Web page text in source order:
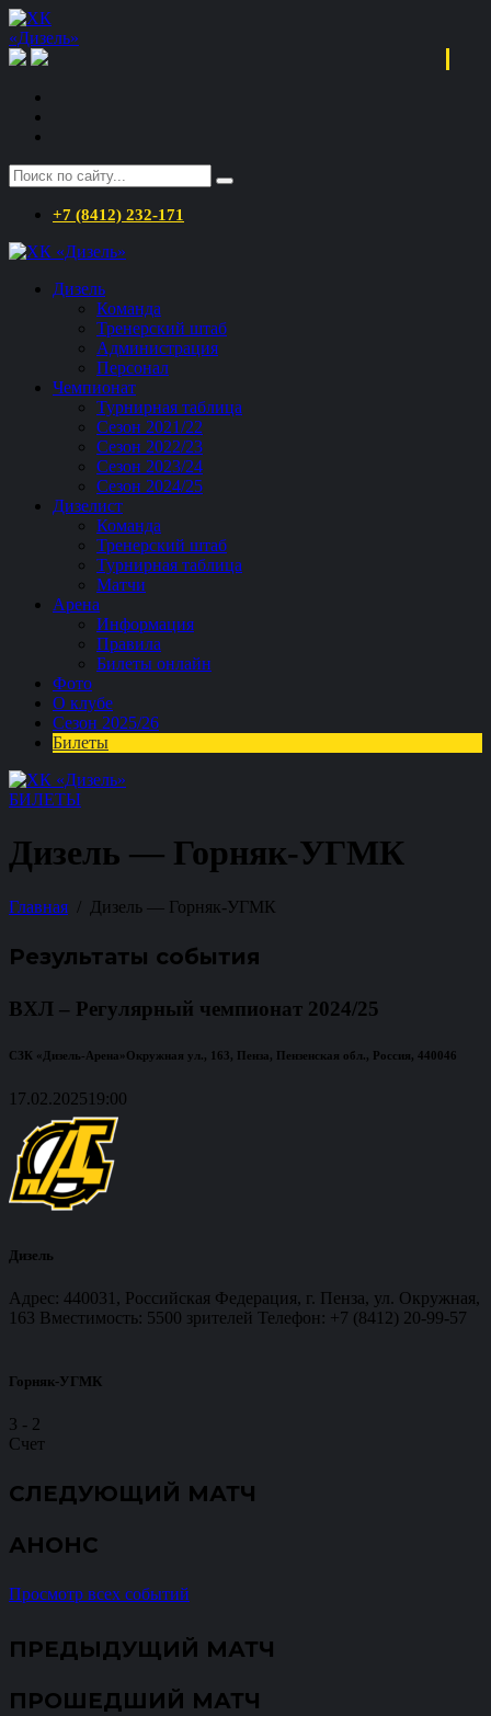
+7 (8412) 232-171
Дизель
Команда
Тренерский штаб
Администрация
Персонал
Чемпионат
Турнирная таблица
Сезон 2021/22
Сезон 2022/23
Сезон 2023/24
Сезон 2024/25
Дизелист
Команда
Тренерский штаб
Турнирная таблица
Матчи
Арена
Информация
Правила
Билеты онлайн
Фото
О клубе
Сезон 2025/26
Билеты
БИЛЕТЫ
Дизель — Горняк-УГМК
Главная Дизель — Горняк-УГМК
Результаты события
ВХЛ – Регулярный чемпионат 2024/25
СЗК «Дизель-Арена»Окружная ул., 163, Пенза, Пензенская обл., Россия, 440046
17.02.2025 19:00
Дизель
Адрес: 440031, Российская Федерация, г. Пенза, ул. Окружная,
163 Вместимость: 5500 зрителей Телефон: +7 (8412) 20-99-57
Горняк-УГМК
3 - 2
Счет
СЛЕДУЮЩИЙ МАТЧ
АНОНС
Просмотр всех событий
ПРЕДЫДУЩИЙ МАТЧ
ПРОШЕДШИЙ МАТЧ